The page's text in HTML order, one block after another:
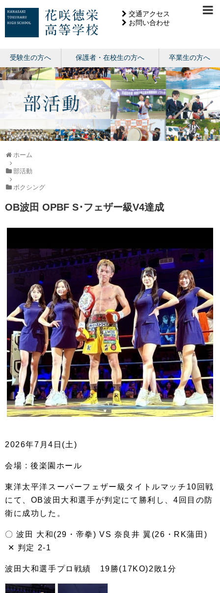
交通アクセス
お問い合わせ
受験生の方へ 保護者・在校生の方へ 卒業生の方へ
ホーム
部活動
ボクシング
OB波田 OPBF S･フェザー級V4達成
2026年7月4日(土)
会場 : 後楽園ホール
東洋太平洋スーパーフェザー級タイトルマッチ10回戦
にて、OB波田大和選手が判定にて勝利し、4回目の防
衛に成功した。
〇 波田 大和(29・帝拳) VS 奈良井 翼(26・RK蒲田)
‪✕‬ 判定 2-1
波田大和選手プロ戦績 19勝(17KO)2敗1分